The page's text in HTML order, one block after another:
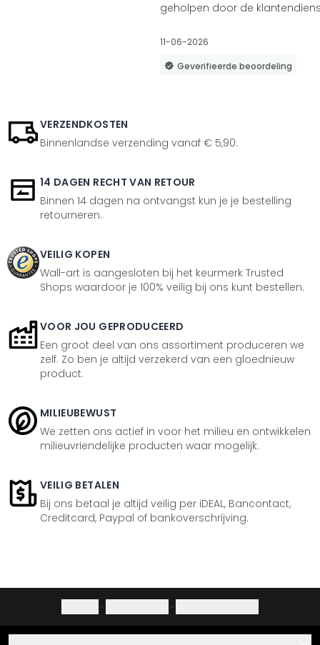
geholpen door de
11-06-2026
Geverifieerde beoordeling
VERZENDKOSTEN
Binnenlandse verzending vanaf € 5,90.
14 DAGEN RECHT VAN RETOUR
Binnen 14 dagen na ontvangst kun je je bestelling
retourneren.
VEILIG KOPEN
Wall-art is aangesloten bij het keurmerk Trusted
Shops waardoor je 100% veilig bij ons kunt bestellen.
VOOR JOU GEPRODUCEERD
Een groot deel van ons assortiment produceren we
zelf. Zo ben je altijd verzekerd van een gloednieuw
product.
MILIEUBEWUST
We zetten ons actief in voor het milieu en ontwikkelen
milieuvriendelijke producten waar mogelijk.
VEILIG BETALEN
Bij ons betaal je altijd veilig per iDEAL, Bancontact,
Creditcard, Paypal of bankoverschrijving.
· ·